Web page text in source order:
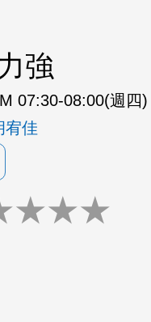
強
07:30-08:00(週四)
宥佳
★★★